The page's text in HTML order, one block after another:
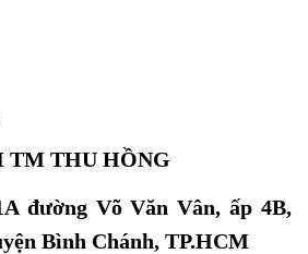
TM THU HỒNG
đường Võ Văn Vân, ấp 4B,
Bình Chánh, TP.HCM